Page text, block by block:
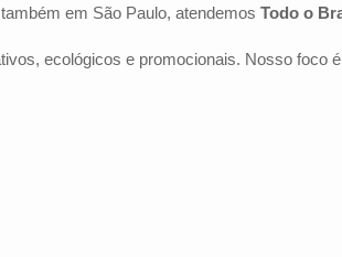
em São Paulo, atendemos Todo o
ecológicos e promocionais. Nosso foco